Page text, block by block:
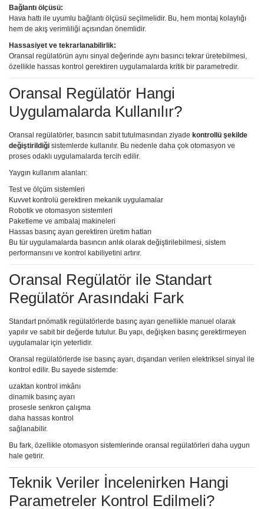
Bağlantı ölçüsü:
Hava hattı ile uyumlu bağlantı ölçüsü seçilmelidir. Bu, hem montaj kolaylığı
hem de akış verimliliği açısından önemlidir.
Hassasiyet ve tekrarlanabilirlik:
Oransal regülatörün aynı sinyal değerinde aynı basıncı tekrar üretebilmesi,
özellikle hassas kontrol gerektiren uygulamalarda kritik bir parametredir.
Oransal Regülatör Hangi
Uygulamalarda Kullanılır?
Oransal regülatörler, basıncın sabit tutulmasından ziyade kontrollü şekilde
değiştirildiği sistemlerde kullanılır. Bu nedenle daha çok otomasyon ve
proses odaklı uygulamalarda tercih edilir.
Yaygın kullanım alanları:
Test ve ölçüm sistemleri
Kuvvet kontrolü gerektiren mekanik uygulamalar
Robotik ve otomasyon sistemleri
Paketleme ve ambalaj makineleri
Hassas basınç ayarı gerektiren üretim hatları
Bu tür uygulamalarda basıncın anlık olarak değiştirilebilmesi, sistem
performansını ve kontrol kabiliyetini artırır.
Oransal Regülatör ile Standart
Regülatör Arasındaki Fark
Standart pnömatik regülatörlerde basınç ayarı genellikle manuel olarak
yapılır ve sabit bir değerde tutulur. Bu yapı, değişken basınç gerektirmeyen
uygulamalar için yeterlidir.
Oransal regülatörlerde ise basınç ayarı, dışarıdan verilen elektriksel sinyal ile
kontrol edilir. Bu sayede sistemde:
uzaktan kontrol imkânı
dinamik basınç ayarı
prosesle senkron çalışma
daha hassas kontrol
sağlanabilir.
Bu fark, özellikle otomasyon sistemlerinde oransal regülatörleri daha uygun
hale getirir.
Teknik Veriler İncelenirken Hangi
Parametreler Kontrol Edilmeli?